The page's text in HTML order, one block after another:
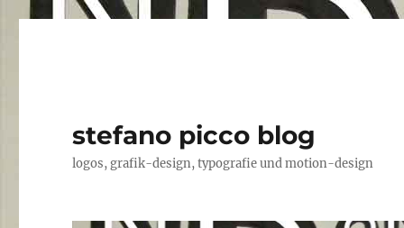
stefano picco blog
logos, grafik-design, typografie und motion-design